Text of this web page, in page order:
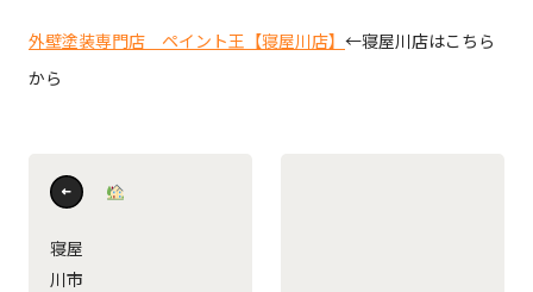
外壁塗装専門店 ペイント王【寝屋川店】 ←寝屋川店はこちら
から
寝屋
川市